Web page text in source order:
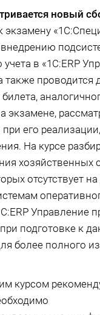
новый
экзамену
внедрению
учета в «1С:ERP
также проводится
экзамене,
его
На курсе
хозяйственных
отсутствует
Управление
подготовке к
более полного
курсом